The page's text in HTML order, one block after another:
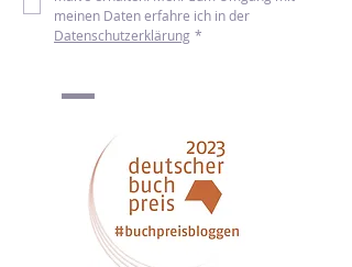
Newsletter abonnieren
Ich möchte den Newsletter von mint &